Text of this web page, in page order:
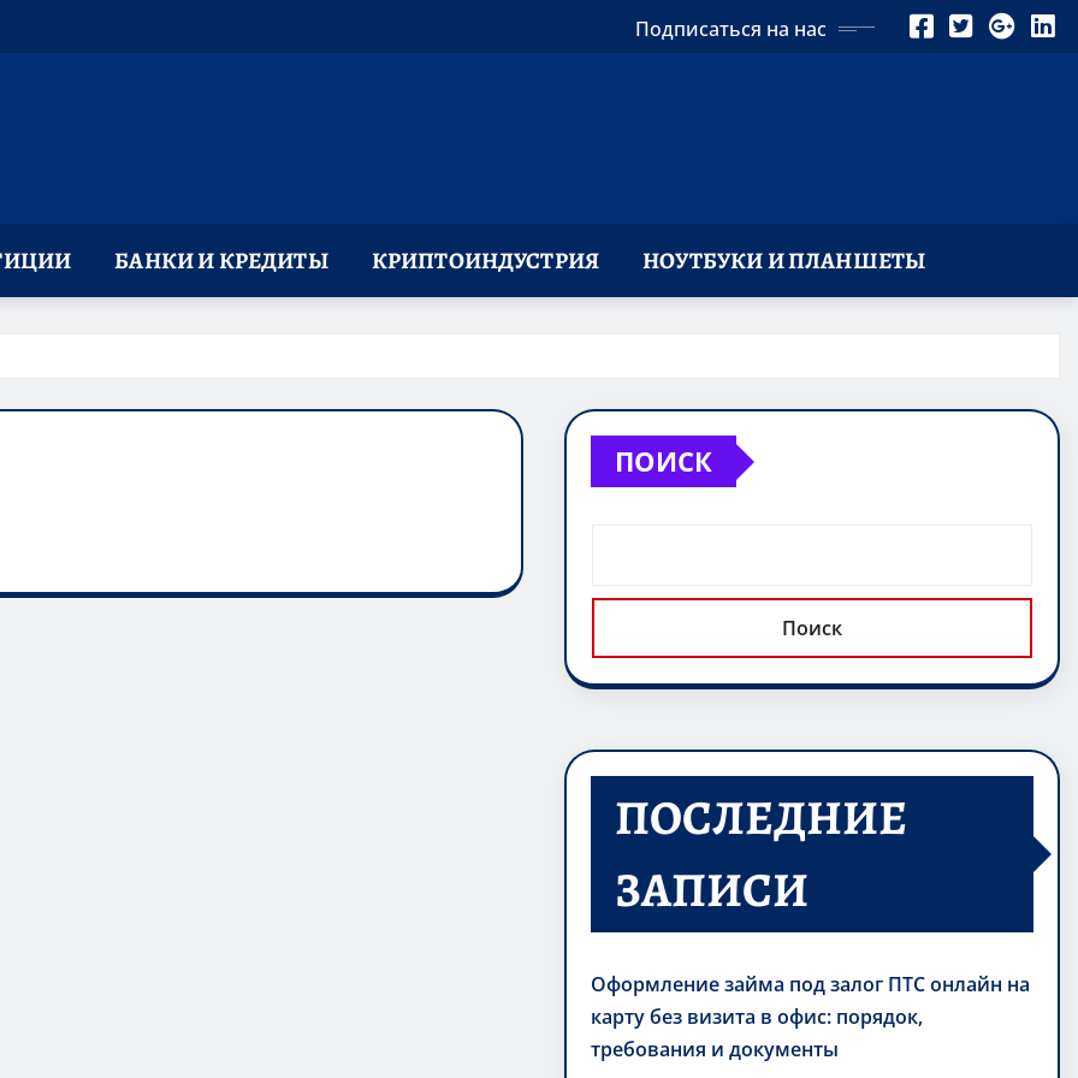
Подписаться на нас
БАНКИ И КРЕДИТЫ КРИПТОИНДУСТРИЯ НОУТБУКИ И ПЛАНШЕТЫ
ПОИСК
Поиск
ПОСЛЕДНИЕ
ЗАПИСИ
Оформление займа под залог ПТС онлайн на
карту без визита в офис: порядок,
требования и документы